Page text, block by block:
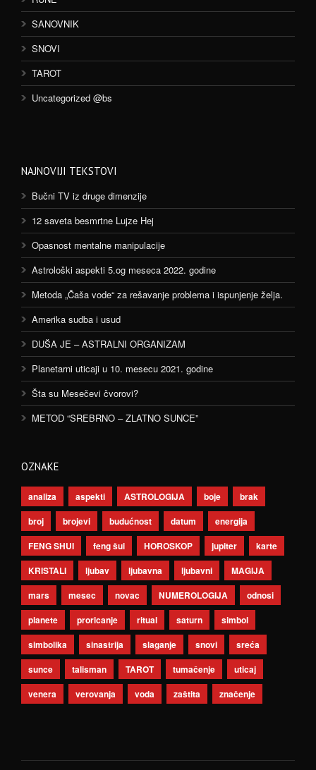
SANOVNIK
SNOVI
TAROT
Uncategorized @bs
NAJNOVIJI TEKSTOVI
Bučni TV iz druge dimenzije
12 saveta besmrtne Lujze Hej
Opasnost mentalne manipulacije
Astrološki aspekti 5.og meseca 2022. godine
Metoda „Čaša vode“ za rešavanje problema i ispunjenje želja.
Amerika sudba i usud
DUŠA JE – ASTRALNI ORGANIZAM
Planetarni uticaji u 10. mesecu 2021. godine
Šta su Mesečevi čvorovi?
METOD “SREBRNO – ZLATNO SUNCE”
OZNAKE
analiza aspekti ASTROLOGIJA boje
brak
broj
brojevi budućnost datum
energija
FENG SHUI
feng šui HOROSKOP jupiter
karte
KRISTALI
ljubav ljubavna ljubavni
MAGIJA
mars
mesec novac NUMEROLOGIJA
odnosi
planete
proricanje ritual saturn
simbol
simbolika
sinastrija slaganje snovi
sreća
sunce
talisman TAROT tumačenje
uticaj
venera
verovanja voda zaštita značenje